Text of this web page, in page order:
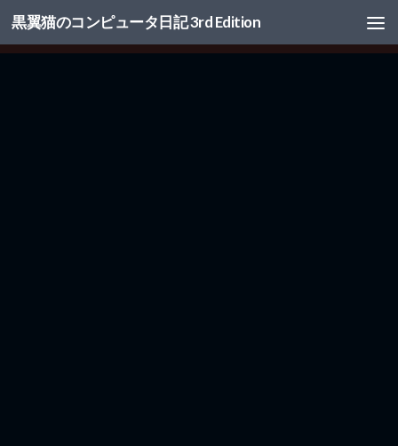
コンテンツへスキップ
黒翼猫のコンピュータ日記 3rd Edition